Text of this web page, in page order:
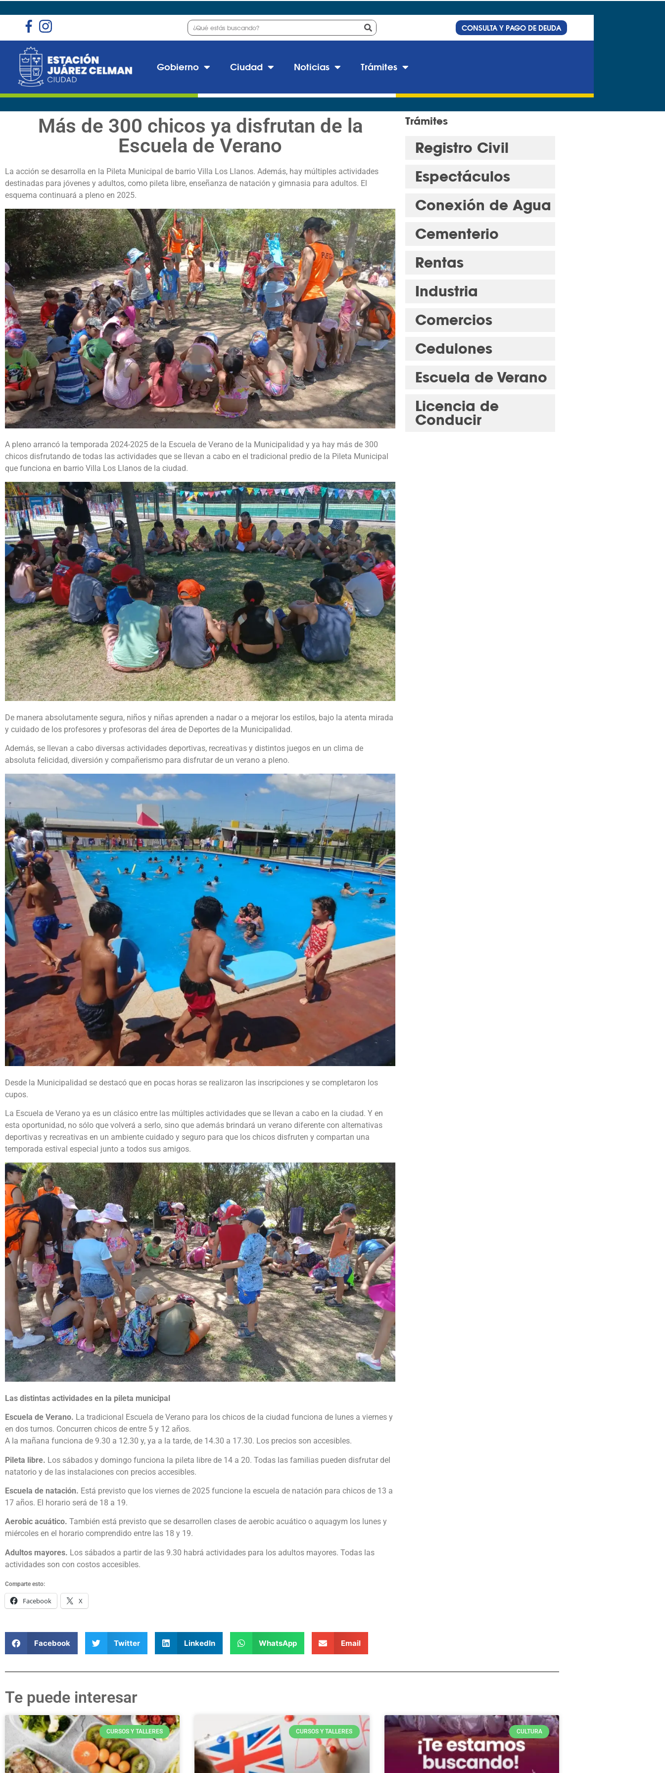
CONSULTA Y PAGO DE DEUDA
Gobierno Ciudad Noticias Trámites
Más de 300 chicos ya disfrutan de la
Escuela de Verano
La acción se desarrolla en la Pileta Municipal de barrio Villa Los Llanos. Además, hay múltiples actividades
destinadas para jóvenes y adultos, como pileta libre, enseñanza de natación y gimnasia para adultos. El
esquema continuará a pleno en 2025.
A pleno arrancó la temporada 2024-2025 de la Escuela de Verano de la Municipalidad y ya hay más de 300
chicos disfrutando de todas las actividades que se llevan a cabo en el tradicional predio de la Pileta Municipal
que funciona en barrio Villa Los Llanos de la ciudad.
De manera absolutamente segura, niños y niñas aprenden a nadar o a mejorar los estilos, bajo la atenta mirada
y cuidado de los profesores y profesoras del área de Deportes de la Municipalidad.
Además, se llevan a cabo diversas actividades deportivas, recreativas y distintos juegos en un clima de
absoluta felicidad, diversión y compañerismo para disfrutar de un verano a pleno.
Desde la Municipalidad se destacó que en pocas horas se realizaron las inscripciones y se completaron los
cupos.
La Escuela de Verano ya es un clásico entre las múltiples actividades que se llevan a cabo en la ciudad. Y en
esta oportunidad, no sólo que volverá a serlo, sino que además brindará un verano diferente con alternativas
deportivas y recreativas en un ambiente cuidado y seguro para que los chicos disfruten y compartan una
temporada estival especial junto a todos sus amigos.
Las distintas actividades en la pileta municipal
Escuela de Verano. La tradicional Escuela de Verano para los chicos de la ciudad funciona de lunes a viernes y
en dos turnos. Concurren chicos de entre 5 y 12 años.
A la mañana funciona de 9.30 a 12.30 y, ya a la tarde, de 14.30 a 17.30. Los precios son accesibles.
Pileta libre. Los sábados y domingo funciona la pileta libre de 14 a 20. Todas las familias pueden disfrutar del
natatorio y de las instalaciones con precios accesibles.
Escuela de natación. Está previsto que los viernes de 2025 funcione la escuela de natación para chicos de 13 a
17 años. El horario será de 18 a 19.
Aerobic acuático. También está previsto que se desarrollen clases de aerobic acuático o aquagym los lunes y
miércoles en el horario comprendido entre las 18 y 19.
Adultos mayores. Los sábados a partir de las 9.30 habrá actividades para los adultos mayores. Todas las
actividades son con costos accesibles.
Comparte esto:
Facebook X
Trámites
Registro Civil
Espectáculos
Conexión de Agua
Cementerio
Rentas
Industria
Comercios
Cedulones
Escuela de Verano
Licencia de
Conducir
Facebook Twitter LinkedIn WhatsApp Email
Te puede interesar
CURSOS Y TALLERES CURSOS Y TALLERES CULTURA